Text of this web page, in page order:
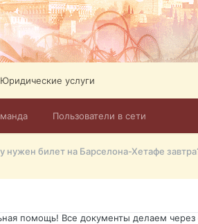
Пользователи в сети
Юридические услуги
нужен билет на Барселона-Хетафе
Абонемент на 4 тв всего 12,5 Евро
+972-526-384-339
форума?т из э
помощь! Все документы делаем